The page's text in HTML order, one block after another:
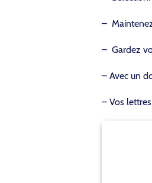
–
– Gardez
– Avec un
– Vos